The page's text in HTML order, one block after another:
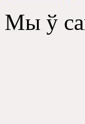
Мы ў